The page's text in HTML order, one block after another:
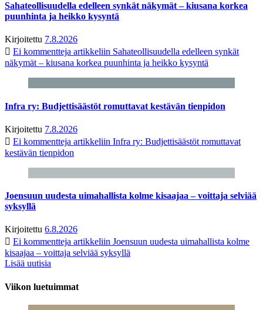
Sahateollisuudella edelleen synkät näkymät – kiusana korkea
puunhinta ja heikko kysyntä
Kirjoitettu 7.8.2026
Ei kommentteja artikkeliin Sahateollisuudella edelleen synkät
näkymät – kiusana korkea puunhinta ja heikko kysyntä
Infra ry: Budjettisäästöt romuttavat kestävän tienpidon
Kirjoitettu 7.8.2026
Ei kommentteja artikkeliin Infra ry: Budjettisäästöt romuttavat
kestävän tienpidon
Joensuun uudesta uimahallista kolme kisaajaa – voittaja selviää
syksyllä
Kirjoitettu 6.8.2026
Ei kommentteja artikkeliin Joensuun uudesta uimahallista kolme
kisaajaa – voittaja selviää syksyllä
Lisää uutisia
Viikon luetuimmat